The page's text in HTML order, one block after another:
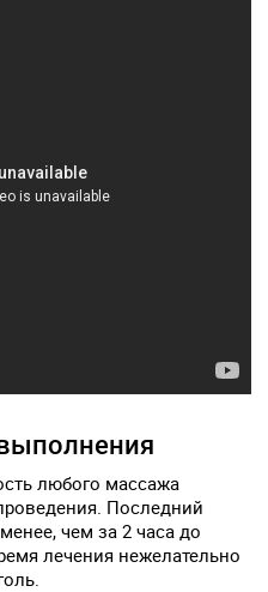
любого массажа
Последний
чем за 2 часа до
лечения нежелательно